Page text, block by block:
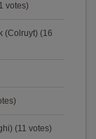
votes)
(Colruyt) (16
(11 votes)